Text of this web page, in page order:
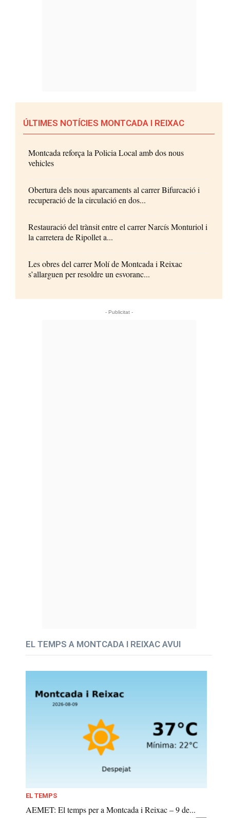
ÚLTIMES NOTÍCIES MONTCADA I REIXAC
Montcada reforça la Policia Local amb dos nous
vehicles
Obertura dels nous aparcaments al carrer Bifurcació i
recuperació de la circulació en dos...
Restauració del trànsit entre el carrer Narcís Monturiol i
la carretera de Ripollet a...
Les obres del carrer Molí de Montcada i Reixac
s’allarguen per resoldre un esvoranc...
- Publicitat -
EL TEMPS A MONTCADA I REIXAC AVUI
EL TEMPS
AEMET: El temps per a Montcada i Reixac – 9 de...